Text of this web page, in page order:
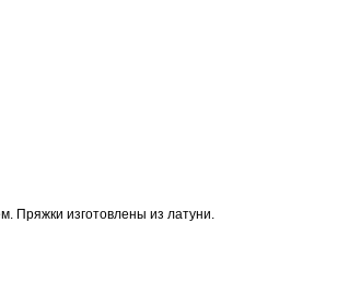
Пряжки изготовлены из латуни.